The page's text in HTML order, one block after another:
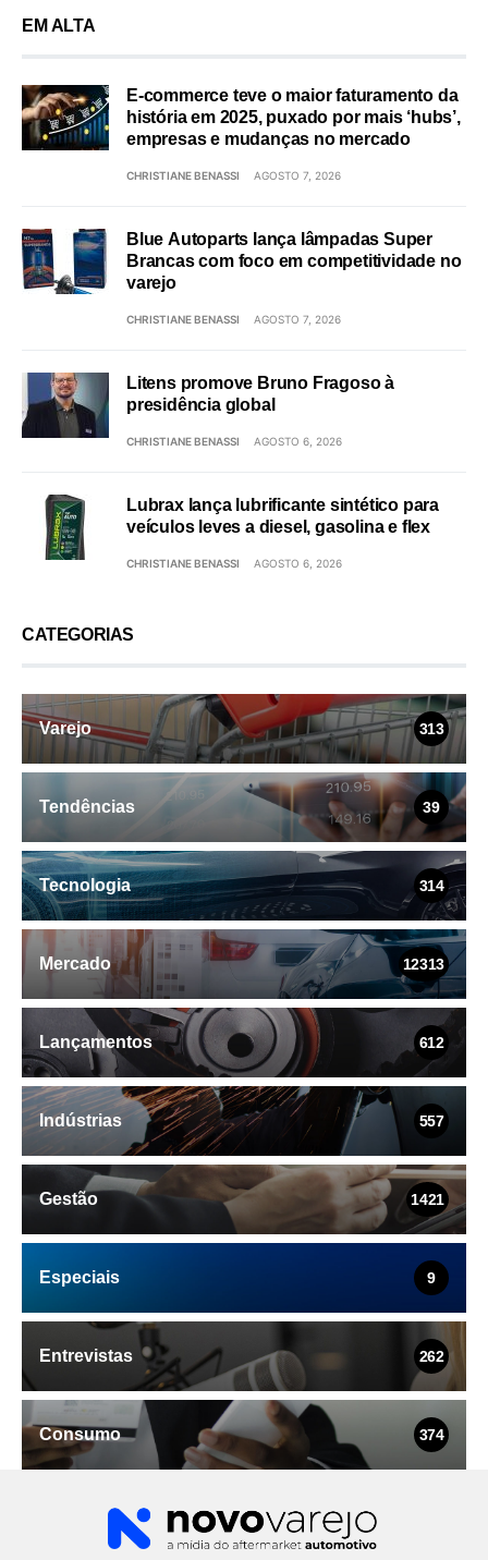
EM ALTA
E-commerce teve o maior faturamento da
história em 2025, puxado por mais ‘hubs’,
empresas e mudanças no mercado
CHRISTIANE BENASSI AGOSTO 7, 2026
Blue Autoparts lança lâmpadas Super
Brancas com foco em competitividade no
varejo
CHRISTIANE BENASSI AGOSTO 7, 2026
Litens promove Bruno Fragoso à
presidência global
CHRISTIANE BENASSI AGOSTO 6, 2026
Lubrax lança lubrificante sintético para
veículos leves a diesel, gasolina e flex
CHRISTIANE BENASSI AGOSTO 6, 2026
CATEGORIAS
Varejo 313
Tendências 39
Tecnologia 314
Mercado 12313
Lançamentos 612
Indústrias 557
Gestão 1421
Especiais 9
Entrevistas 262
Consumo 374